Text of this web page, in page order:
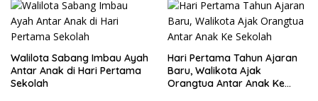
Walilota Sabang Imbau Ayah
Antar Anak di Hari Pertama
Sekolah
Hari Pertama Tahun Ajaran
Baru, Walikota Ajak
Orangtua Antar Anak Ke